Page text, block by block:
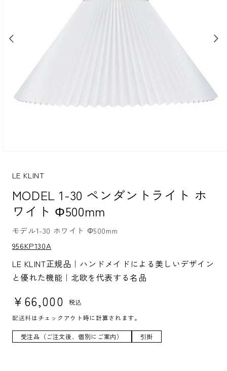
LE KLINT
MODEL 1-30 ペンダントライト ホ
ワイト Φ500mm
モデル1-30 ホワイト Φ500mm
S
K
U:
956KP130A
LE KLINT正規品｜ハンドメイドによる美しいデザイン
と優れた機能｜北欧を代表する名品
通常価格
¥66,000
税込
配送料はチェックアウト時に計算されます。
受注品（ご注文後、個別にご案内） 引掛